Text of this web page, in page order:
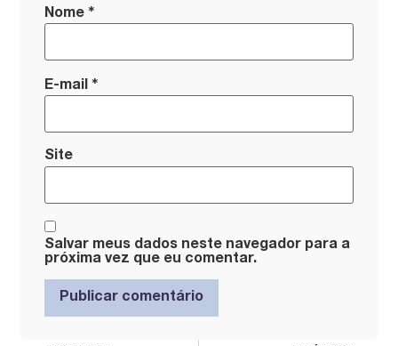
Nome*
E-mail*
Site
Salvar meus dados neste navegador para a
próxima vez que eu comentar.